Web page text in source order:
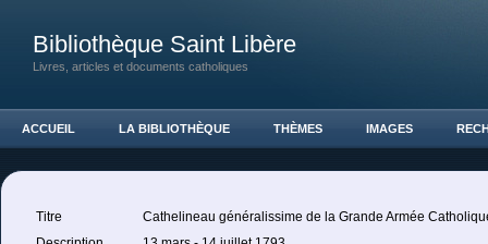
Bibliothèque Saint Libère
Livres, articles et documents catholiques
ACCUEIL LA BIBLIOTHÈQUE THÈMES IMAGES
Titre
Cathelineau généralissime de la Grande Armée